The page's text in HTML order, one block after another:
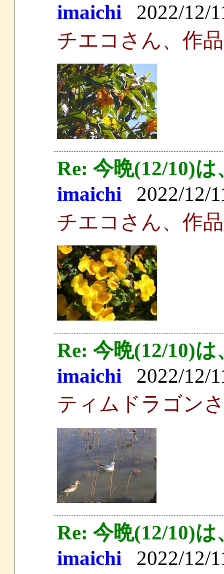
imaichi 2022/12/
チエコさん、作
Re: 今晩(12/10)
imaichi 2022/12/
チエコさん、作
Re: 今晩(12/10)
imaichi 2022/12/
ティムドラゴン
Re: 今晩(12/10)
imaichi 2022/12/